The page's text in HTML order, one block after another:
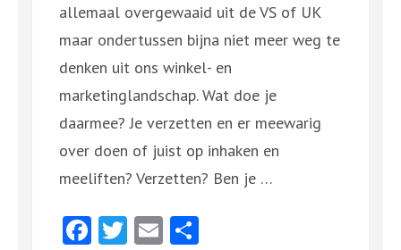
allemaal overgewaaid uit de VS of UK
maar ondertussen bijna niet meer weg te
denken uit ons winkel- en
marketinglandschap. Wat doe je
daarmee? Je verzetten en er meewarig
over doen of juist op inhaken en
meeliften? Verzetten? Ben je …
Facebook
Twitter
Email